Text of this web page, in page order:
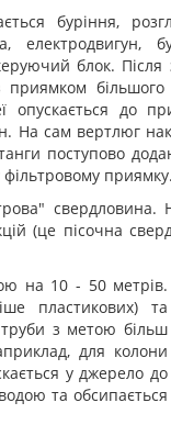
буріння,
блок. Після
більшого
опускається до
На сам вертлюг
поступово
фільтровому приямку.
(це пісочна
на 10 - 50 метрів.
пластикових) та
труби з метою більш
для колони
у джерело до
та обсипається